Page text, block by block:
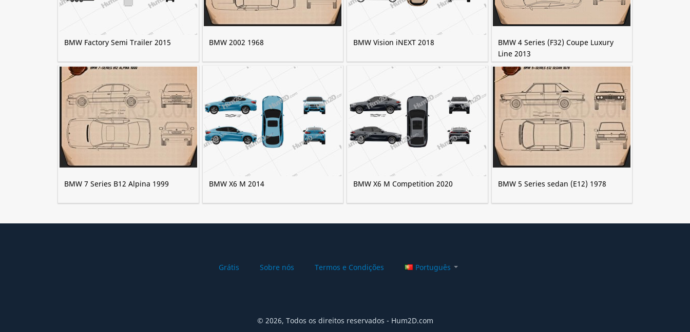
BMW Factory Semi Trailer 2015 BMW 2002 1968 BMW Vision iNEXT 2018
BMW 4 Series (F32) Coupe Luxury
Line 2013
BMW 7 Series B12 Alpina 1999 BMW X6 M 2014 BMW X6 M Competition 2020 BMW 5 Series sedan (E12) 1978
Grátis Sobre nós Termos e Condições Português
© 2026, Todos os direitos reservados - Hum2D.com